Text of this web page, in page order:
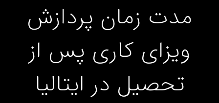
مدت زمان پردازش
ویزای کاری پس از
تحصیل در ایتالیا